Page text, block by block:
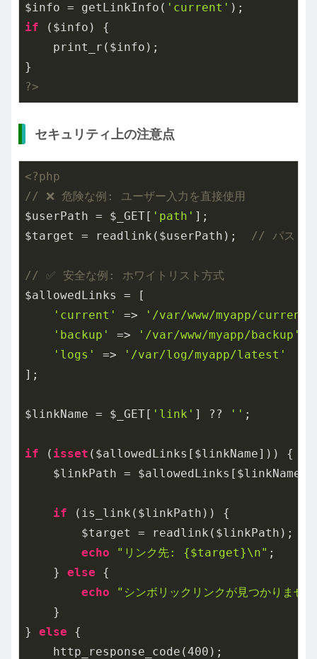
$info = getLinkInfo( 'current'
if ($info) {
    print_r($info);
?>
セキュリティ上の注意点
<?php
// ❌ 危険な例: ユーザー入力を直接使用
$userPath = $_GET[ 'path' ];
$target = readlink($userPath); // パストラ
// ✅ 安全な例: ホワイトリスト方式
$allowedLinks = [
'current'
=> '/var/www/myapp/current'
'backup'
=> '/var/www/myapp/backup'
'logs'
=>
'/var/log/myapp/latest'
];
$linkName = $_GET[ 'link' ] ?? '' ;
if ( isset ($allowedLinks[$linkName])) {
    $linkPath = $allowedLinks[$linkName];
if (is_link($linkPath)) {
        $target = readlink($linkPath);
echo
"リンク先: {$target}\n" ;
    }
else {
echo
"シンボリックリンクが見つかりませ
    }
} else {
    http_response_code(
400 );